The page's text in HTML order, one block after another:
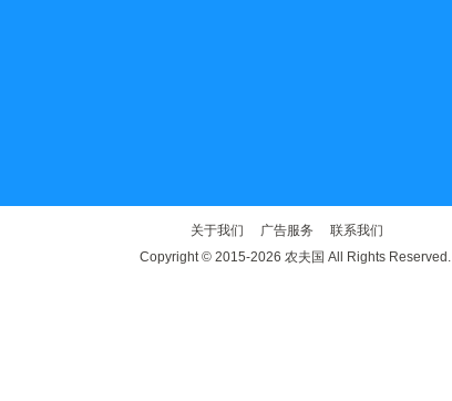
关于我们 广告服务
联系我们
Copyright © 2015-2026 农夫国 All Rights Reserved.